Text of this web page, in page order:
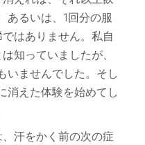
あるいは、1回分の服
はありません。私自
知っていましたが、
いませんでした。そし
消えた体験を始めてし
汗をかく前の次の症